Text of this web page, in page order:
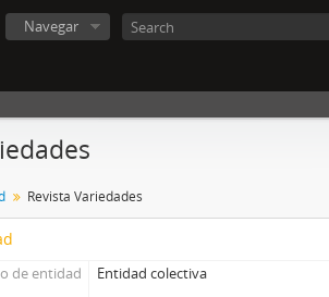
Navegar
Revista Variedades
de entidad
Entidad colectiva